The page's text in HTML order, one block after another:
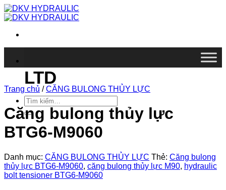
Chuyển
đến
dung
LTD
Tìm
kiếm:
Trang chủ / CĂNG BULONG THỦY LỰC
Căng bulong thủy lực
BTG6-M9060
Danh mục: CĂNG BULONG THỦY LỰC Thẻ: Căng bulong
thủy lực BTG6-M9060, căng bulong thủy lực M90, hydraulic
bolt tensioner BTG6-M9060